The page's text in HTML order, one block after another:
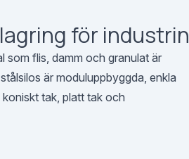
för industrin
som flis, damm och granulat är
är moduluppbyggda, enkla
tak, platt tak och